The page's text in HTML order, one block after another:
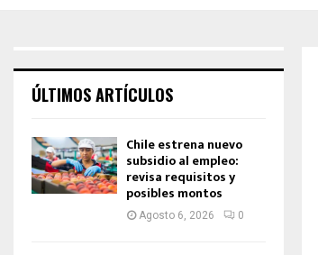
ÚLTIMOS ARTÍCULOS
Chile estrena nuevo
subsidio al empleo:
revisa requisitos y
posibles montos
Agosto 6, 2026 0